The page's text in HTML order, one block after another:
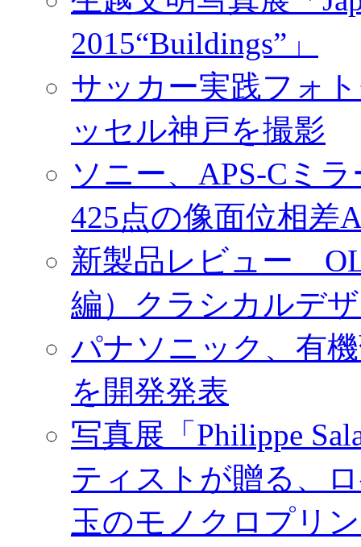
2015“Buildings”」
サッカー実践フォ
ッセル神戸を撮影
ソニー、APS-Cミ
425点の像面位相
新製品レビュー
編）クラシカルデ
パナソニック、有
を開発発表
写真展「Philippe
ティストが贈る、
玉のモノクロプリ